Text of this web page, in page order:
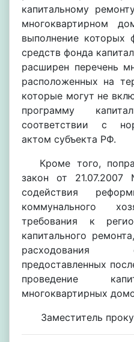
капитальному
многоквартирном
выполнение которых
средств фонда
расширен перечень
расположенных на
которые могут не
программу
соответствии с
актом субъекта РФ.
Кроме того,
закон от
содействия
коммунального
требования к
капитального
расходования
предоставленных
проведение
многоквартирных
Заместитель